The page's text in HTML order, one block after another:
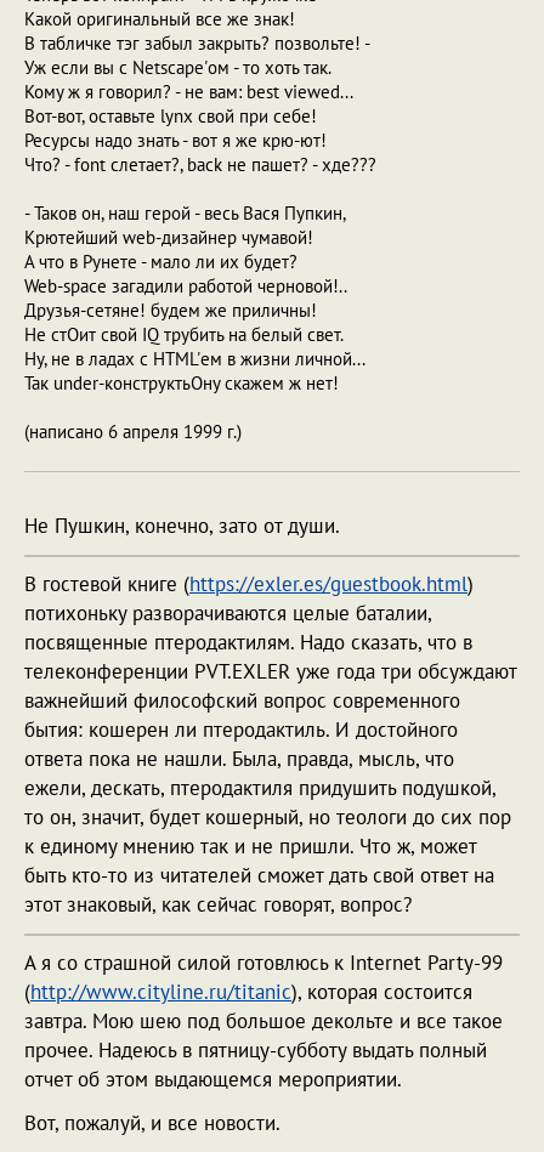
Какой оригинальный все же знак!
В табличке тэг забыл закрыть? позвольте! -
Уж если вы с Netscape'ом - то хоть так.
Кому ж я говорил? - не вам: best viewed...
Вот-вот, оставьте lynx свой при себе!
Ресурсы надо знать - вот я же крю-ют!
Что? - font слетает?, back не пашет? - хде???
- Таков он, наш герой - весь Вася Пупкин,
Крютейший web-дизайнер чумавой!
А что в Рунете - мало ли их будет?
Web-space загадили работой черновой!..
Друзья-сетяне! будем же приличны!
Не стОит свой IQ трубить на белый свет.
Ну, не в ладах с HTML'ем в жизни личной...
Так under-конструктьОну скажем ж нет!
(написано 6 апреля 1999 г.)
Не Пушкин, конечно, зато от души.
В гостевой книге (https://exler.es/guestbook.html)
потихоньку разворачиваются целые баталии,
посвященные птеродактилям. Надо сказать, что в
телеконференции PVT.EXLER уже года три обсуждают
важнейший философский вопрос современного
бытия: кошерен ли птеродактиль. И достойного
ответа пока не нашли. Была, правда, мысль, что
ежели, дескать, птеродактиля придушить подушкой,
то он, значит, будет кошерный, но теологи до сих пор
к единому мнению так и не пришли. Что ж, может
быть кто-то из читателей сможет дать свой ответ на
этот знаковый, как сейчас говорят, вопрос?
А я со страшной силой готовлюсь к Internet Party-99
(http://www.cityline.ru/titanic), которая состоится
завтра. Мою шею под большое декольте и все такое
прочее. Надеюсь в пятницу-субботу выдать полный
отчет об этом выдающемся мероприятии.
Вот, пожалуй, и все новости.